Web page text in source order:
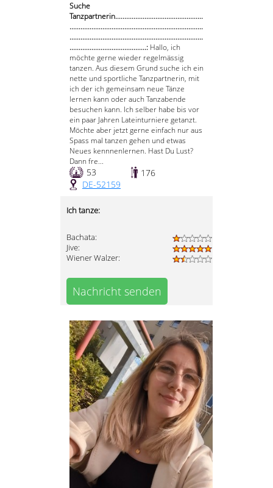
Suche
Tanzpartnerin................................................
.........................................................................
.........................................................................
..........................................: Hallo, ich
möchte gerne wieder regelmässig
tanzen. Aus diesem Grund suche ich ein
nette und sportliche Tanzpartnerin, mit
ich der ich gemeinsam neue Tänze
lernen kann oder auch Tanzabende
besuchen kann. Ich selber habe bis vor
ein paar Jahren Lateinturniere getanzt.
Möchte aber jetzt gerne einfach nur aus
Spass mal tanzen gehen und etwas
Neues kennnenlernen. Hast Du Lust?
Dann fre...
53
176
DE-52159
Ich tanze:
Bachata:
Jive:
Wiener Walzer:
Nachricht senden